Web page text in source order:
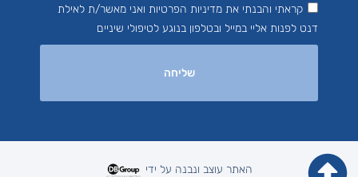
קראתי והבנתי את מדיניות הפרטיות ואני מאשר/ת לאילת
דנט לפנות אליי במייל ובטלפון בנוגע לטיפולי שיניים
שליחה
האתר עוצב ונבנה על ידי